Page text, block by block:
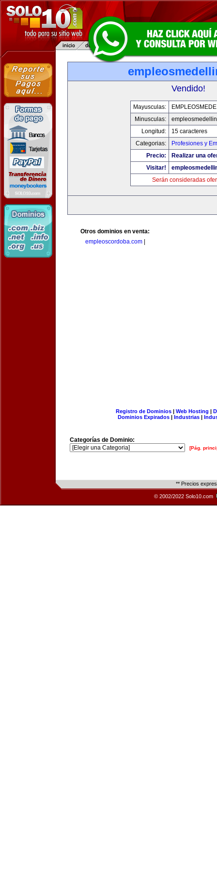
Vendido!
Mayusculas:
Minusculas:
Longitud:
15 caracteres
Categorias:
Profesiones y
Precio:
Realizar una
Visitar!
Serán consideradas
Otros dominios en venta:
empleoscordoba.com|
Registro de Dominios| Web Hosting |
Dominios Expirados | Industrias |
Categorías de Dominio:
[Pág.
** Precios
© 2002/2022 Solo10.com